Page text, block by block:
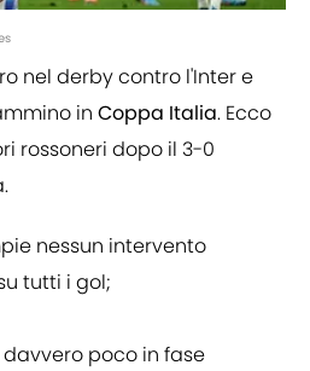
nel derby contro l'Inter e
in Coppa Italia. Ecco
rossoneri dopo il 3-0
nessun intervento
tutti i gol;
poco in fase